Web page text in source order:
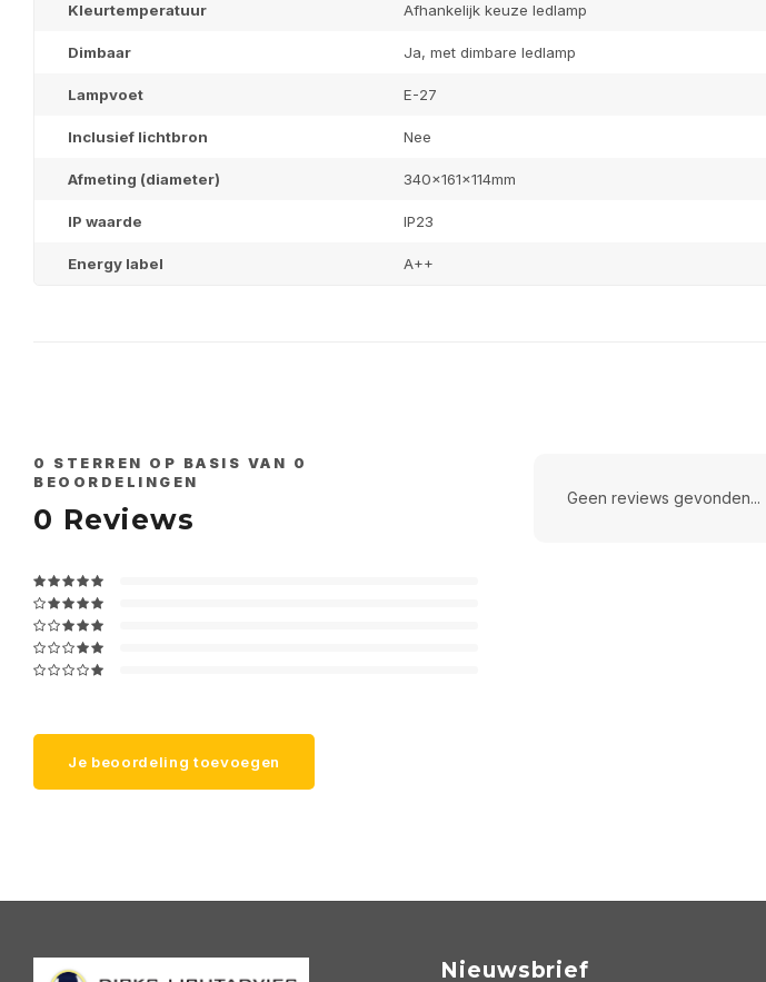
Kleurtemperatuur Afhankelijk keuze ledlamp
Dimbaar Ja, met dimbare ledlamp
Lampvoet E-27
Inclusief lichtbron Nee
Afmeting (diameter) 340x161x114mm
IP waarde IP23
Energy label A++
0 STERREN OP BASIS VAN 0
BEOORDELINGEN
0 Reviews
Je beoordeling toevoegen
Geen reviews gevonden...
Nieuwsbrief